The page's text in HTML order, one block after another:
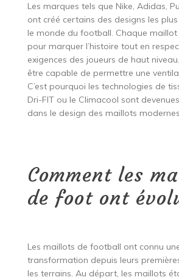
Les marques tels que Nike, Adidas,
ont créé certains des designs les
le monde du football. Chaque
pour marquer l’histoire tout en
exigences des joueurs de haut
être capable de permettre une
C’est pourquoi les technologies de
Dri-FIT ou le Climacool sont
dans le design des maillots
Comment les
de foot ont
Les maillots de football ont connu
transformation depuis leurs
les terrains. Au départ, les maillots